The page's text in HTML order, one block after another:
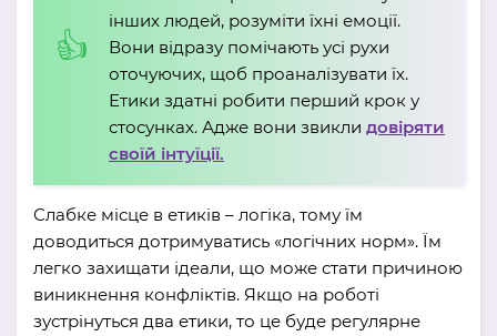
інших людей, розуміти їхні емоції.
Вони відразу помічають усі рухи
оточуючих, щоб проаналізувати їх.
Етики здатні робити перший крок у
стосунках. Адже вони звикли довіряти
своїй інтуїції.
Слабке місце в етиків – логіка, тому їм
доводиться дотримуватись «логічних норм». Їм
легко захищати ідеали, що може стати причиною
виникнення конфліктів. Якщо на роботі
зустрінуться два етики, то це буде регулярне